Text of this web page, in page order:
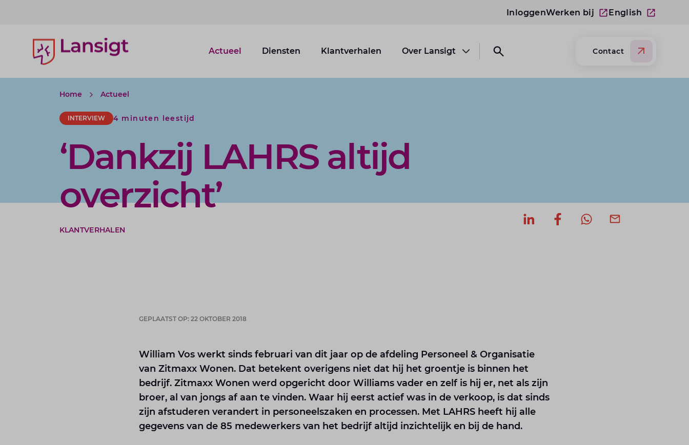
InloggenWerken bij English
Lansigt Accountants logo
Actueel Diensten Klantverhalen Over Lansigt
Open submenu Over Lansigt
Open search website
Contact
Home Actueel
INTERVIEW 4 minuten leestijd
‘Dankzij LAHRS altijd
overzicht’
KLANTVERHALEN
GEPLAATST OP: 22 OKTOBER 2018
William Vos werkt sinds februari van dit jaar op de afdeling Personeel & Organisatie
van Zitmaxx Wonen. Dat betekent overigens niet dat hij het groentje is binnen het
bedrijf. Zitmaxx Wonen werd opgericht door Williams vader en zelf is hij er, net als zijn
broer, al van jongs af aan te vinden. Waar hij eerst actief was in de verkoop, is dat sinds
zijn afstuderen verandert in personeelszaken en processen. Met LAHRS heeft hij alle
gegevens van de 85 medewerkers van het bedrijf altijd inzichtelijk en bij de hand.